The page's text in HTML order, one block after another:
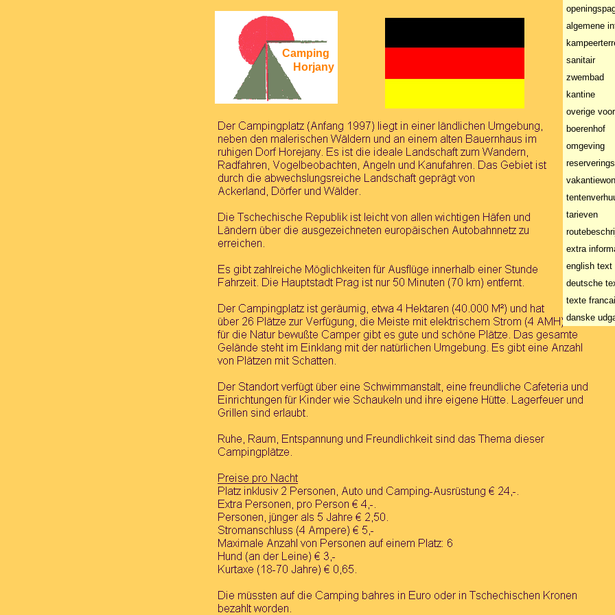
Camping
Horjany
algemene
sanitair
zwembad
kantine
overige
boerenhof
omgeving
tarieven
extra
english text
deutsche
texte
danske